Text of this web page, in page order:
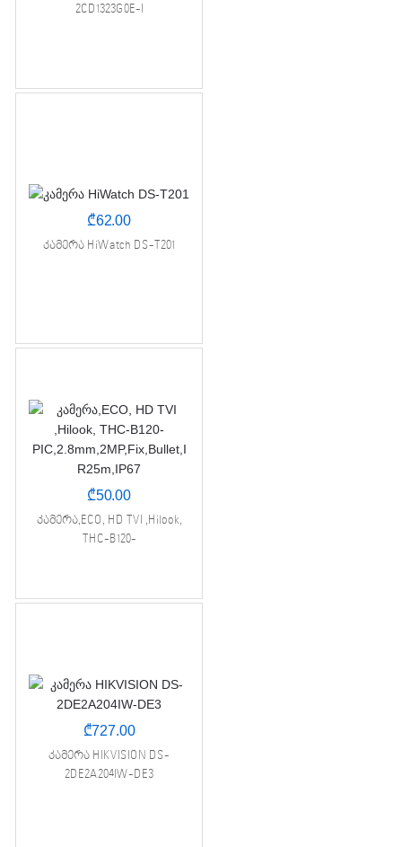
2CD1323G0E-I
₾62.00
კამერა HiWatch DS-T201
₾50.00
კამერა,ECO, HD TVI ,Hilook,
THC-B120-
₾727.00
კამერა HIKVISION DS-
2DE2A204IW-DE3